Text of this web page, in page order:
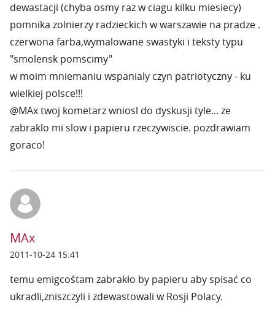
dewastacji (chyba osmy raz w ciagu kilku miesiecy)
pomnika zolnierzy radzieckich w warszawie na pradze .
czerwona farba,wymalowane swastyki i teksty typu
"smolensk pomscimy"
w moim mniemaniu wspanialy czyn patriotyczny - ku
wielkiej polsce!!!
@MAx twoj kometarz wniosl do dyskusji tyle... ze
zabraklo mi slow i papieru rzeczywiscie. pozdrawiam
goraco!
MAx
2011-10-24 15:41
temu emigcośtam zabrakło by papieru aby spisać co
ukradli,zniszczyli i zdewastowali w Rosji Polacy.